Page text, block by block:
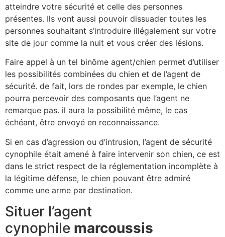
atteindre votre sécurité et celle des personnes
présentes. Ils vont aussi pouvoir dissuader toutes les
personnes souhaitant s’introduire illégalement sur votre
site de jour comme la nuit et vous créer des lésions.
Faire appel à un tel binôme agent/chien permet d’utiliser
les possibilités combinées du chien et de l’agent de
sécurité. de fait, lors de rondes par exemple, le chien
pourra percevoir des composants que l’agent ne
remarque pas. il aura la possibilité même, le cas
échéant, être envoyé en reconnaissance.
Si en cas d’agression ou d’intrusion, l’agent de sécurité
cynophile était amené à faire intervenir son chien, ce est
dans le strict respect de la réglementation incomplète à
la légitime défense, le chien pouvant être admiré
comme une arme par destination.
Situer l’agent
cynophile marcoussis